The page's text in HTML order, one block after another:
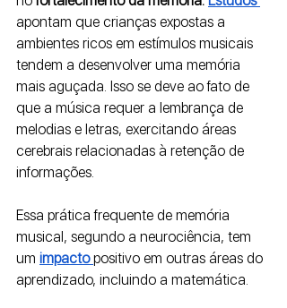
apontam que crianças expostas a
ambientes ricos em estímulos musicais
tendem a desenvolver uma memória
mais aguçada. Isso se deve ao fato de
que a música requer a lembrança de
melodias e letras, exercitando áreas
cerebrais relacionadas à retenção de
informações.
Essa prática frequente de memória
musical, segundo a neurociência, tem
um impacto positivo em outras áreas do
aprendizado, incluindo a matemática.